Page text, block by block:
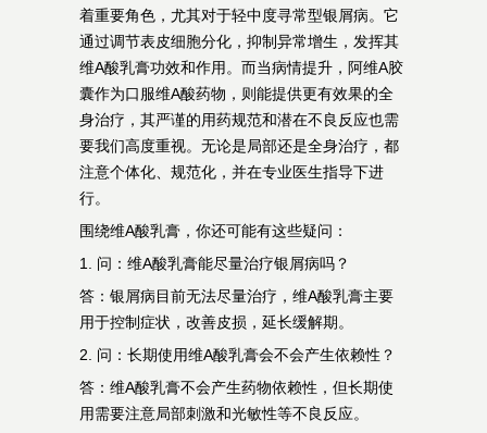
着重要角色，尤其对于轻中度寻常型银屑病。它
通过调节表皮细胞分化，抑制异常增生，发挥其
维A酸乳膏功效和作用。而当病情提升，阿维A胶
囊作为口服维A酸药物，则能提供更有效果的全
身治疗，其严谨的用药规范和潜在不良反应也需
要我们高度重视。无论是局部还是全身治疗，都
注意个体化、规范化，并在专业医生指导下进
行。
围绕维A酸乳膏，你还可能有这些疑问：
1. 问：维A酸乳膏能尽量治疗银屑病吗？
答：银屑病目前无法尽量治疗，维A酸乳膏主要
用于控制症状，改善皮损，延长缓解期。
2. 问：长期使用维A酸乳膏会不会产生依赖性？
答：维A酸乳膏不会产生药物依赖性，但长期使
用需要注意局部刺激和光敏性等不良反应。